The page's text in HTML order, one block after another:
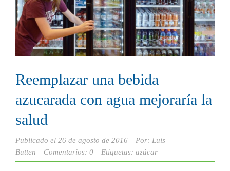
Reemplazar una bebida
azucarada con agua mejoraría la
salud
Publicado el 26 de agosto de 2016 Por: Luis
Butten
Comentarios: 0 Etiquetas: azúcar